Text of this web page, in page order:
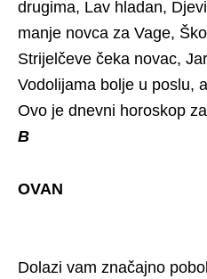
drugima, Lav hladan,
manje novca za Vage,
Strijelčeve čeka novac,
Vodolijama bolje u poslu,
Ovo je dnevni horoskop
B
OVAN
Dolazi vam značajno